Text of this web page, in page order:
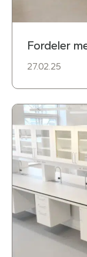
Fordeler
27.02.25